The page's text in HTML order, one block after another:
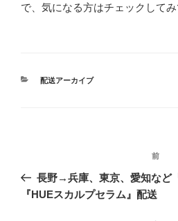
で、気になる方はチェックして
カ
配送アーカイブ
ナ
の
投
前
長野→兵庫、東京、愛知など
『HUEスカルプセラム』配送